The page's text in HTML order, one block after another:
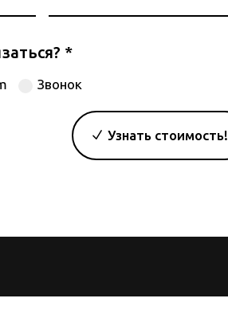
телефона
*
Звонок
Узнать стоимость!